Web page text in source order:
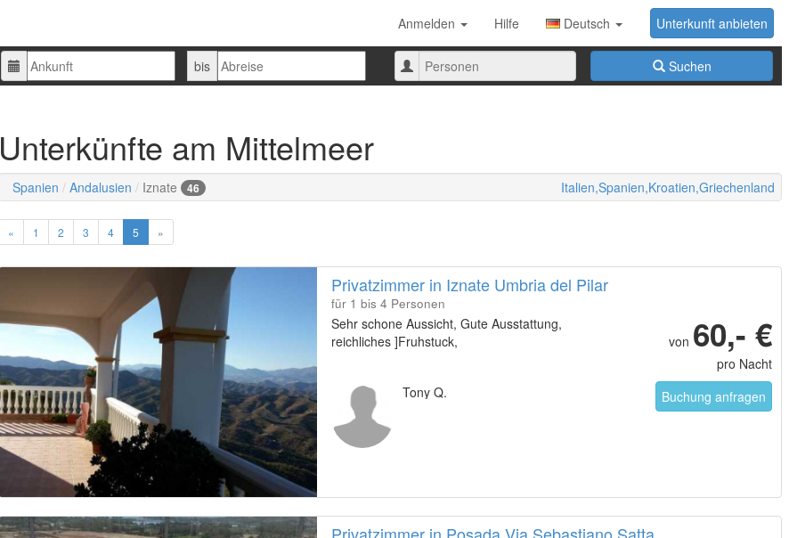
Unterkunft anbieten
Anmelden Hilfe
Deutsch
Ankunft Abreise
bis
Anzahl
der
Suchen
Unterkünfte am Mittelmeer
Spanien Andalusien Iznate 46 Italien,Spanien,Kroatien,Griechenland
« 1 2 3 4 5 »
Privatzimmer in Iznate Umbria del Pilar
für 1 bis 4 Personen
Sehr schone Aussicht, Gute Ausstattung,
reichliches ]Fruhstuck,
Tony Q.
von 60,- €
pro Nacht
Buchung anfragen